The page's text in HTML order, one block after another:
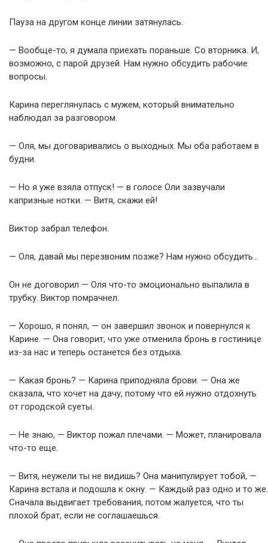
Пауза на другом конце линии затянулась.
— Вообще-то, я думала приехать пораньше. Со вторника. И,
возможно, с парой друзей. Нам нужно обсудить рабочие
вопросы.
Карина переглянулась с мужем, который внимательно
наблюдал за разговором.
— Оля, мы договаривались о выходных. Мы оба работаем в
будни.
— Но я уже взяла отпуск! — в голосе Оли зазвучали
капризные нотки. — Витя, скажи ей!
Виктор забрал телефон.
— Оля, давай мы перезвоним позже? Нам нужно обсудить…
Он не договорил — Оля что-то эмоционально выпалила в
трубку. Виктор помрачнел.
— Хорошо, я понял, — он завершил звонок и повернулся к
Карине. — Она говорит, что уже отменила бронь в гостинице
из-за нас и теперь останется без отдыха.
— Какая бронь? — Карина приподняла брови. — Она же
сказала, что хочет на дачу, потому что ей нужно отдохнуть
от городской суеты.
— Не знаю, — Виктор пожал плечами. — Может, планировала
что-то еще.
— Витя, неужели ты не видишь? Она манипулирует тобой, —
Карина встала и подошла к окну. — Каждый раз одно и то же.
Сначала выдвигает требования, потом жалуется, что ты
плохой брат, если не соглашаешься.